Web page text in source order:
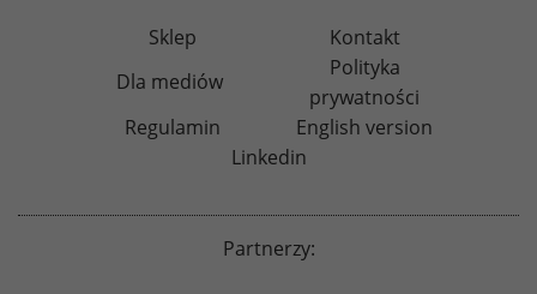
Sklep
Kontakt
Dla mediów
Polityka
prywatności
Regulamin
English version
Linkedin
Partnerzy: